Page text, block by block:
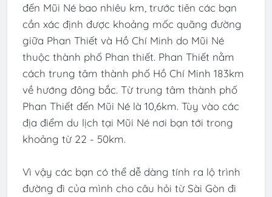
đến Mũi Né bao nhiêu km, trước tiên các bạn
cần xác định được khoảng mốc quãng đường
giữa Phan Thiết và Hồ Chí Minh do Mũi Né
thuộc thành phố Phan thiết. Phan Thiết nằm
cách trung tâm thành phố Hồ Chí Minh 183km
về hướng đông bắc. Từ trung tâm thành phố
Phan Thiết đến Mũi Né là 10,6km. Tùy vào các
địa điểm du lịch tại Mũi Né nơi bạn tới trong
khoảng từ 22 - 50km.
Vì vậy các bạn có thể dễ dàng tính ra lộ trình
đường đi của mình cho câu hỏi từ Sài Gòn đi